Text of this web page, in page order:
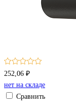
252,06 ₽
нет на складе
Сравнить